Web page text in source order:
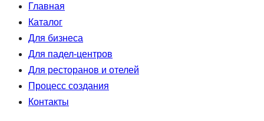
Главная
Каталог
Для бизнеса
Для падел-центров
Для ресторанов и отелей
Процесс создания
Контакты